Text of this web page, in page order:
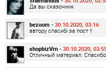
Да вы сказочник
bezoom - 30.10.2020, 03:16
автору спасибі за пост !!
shopbizVrn - 30.10.2020,
Отличный материал.